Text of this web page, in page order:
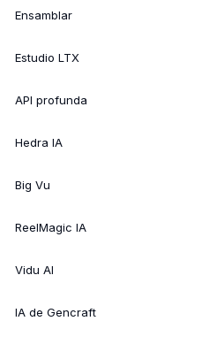
Ensamblar
Estudio LTX
API profunda
Hedra IA
Big Vu
ReelMagic IA
Vidu AI
IA de Gencraft